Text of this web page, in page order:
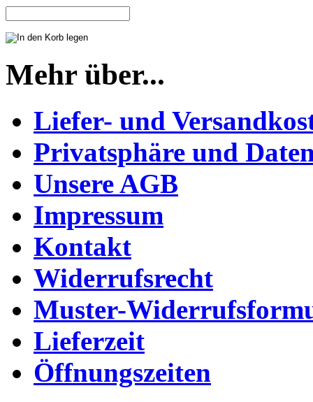
Mehr über...
Liefer- und
Privatsphäre und
Unsere AGB
Impressum
Kontakt
Widerrufsrecht
Muster-
Lieferzeit
Öffnungszeiten